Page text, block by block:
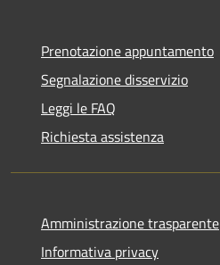
Prenotazione appuntamento
Segnalazione disservizio
Leggi le FAQ
Richiesta assistenza
Amministrazione trasparente
Informativa privacy